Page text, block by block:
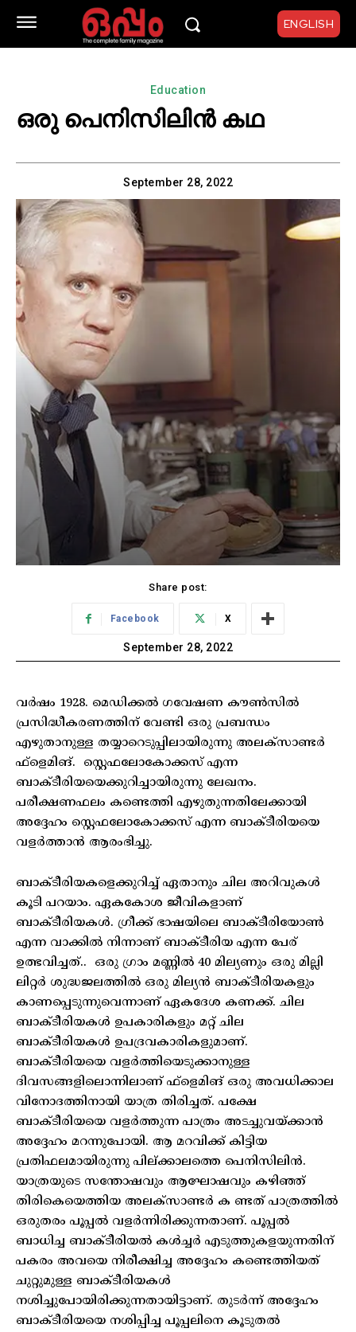
ENGLISH
Education
ഒരു പെനിസിലിൻ കഥ
September 28, 2022
Share post:
Facebook X
September 28, 2022
വർഷം 1928. മെഡിക്കൽ ഗവേഷണ കൗൺസിൽ
പ്രസിദ്ധീകരണത്തിന് വേണ്ടി ഒരു പ്രബന്ധം
എഴുതാനുള്ള തയ്യാറെടുപ്പിലായിരുന്നു അലക്സാണ്ടർ
ഫ്ളെമിങ്. സ്റ്റെഫലോകോക്കസ് എന്ന
ബാക്ടീരിയയെക്കുറിച്ചായിരുന്നു ലേഖനം.
പരീക്ഷണഫലം കണ്ടെത്തി എഴുതുന്നതിലേക്കായി
അദ്ദേഹം സ്റ്റെഫലോകോക്കസ് എന്ന ബാക്ടീരിയയെ
വളർത്താൻ ആരംഭിച്ചു.
ബാക്ടീരിയകളെക്കുറിച്ച് ഏതാനും ചില അറിവുകൾ
കൂടി പറയാം. ഏകകോശ ജീവികളാണ്
ബാക്ടീരിയകൾ. ഗ്രീക്ക് ഭാഷയിലെ ബാക്ടീരിയോൺ
എന്ന വാക്കിൽ നിന്നാണ് ബാക്ടീരിയ എന്ന പേര്
ഉത്ഭവിച്ചത്.. ഒരു ഗ്രാം മണ്ണിൽ 40 മില്യണും ഒരു മില്ലി
ലിറ്റർ ശുദ്ധജലത്തിൽ ഒരു മില്യൻ ബാക്ടീരിയകളും
കാണപ്പെടുന്നുവെന്നാണ് ഏകദേശ കണക്ക്. ചില
ബാക്ടീരിയകൾ ഉപകാരികളും മറ്റ് ചില
ബാക്ടീരിയകൾ ഉപദ്രവകാരികളുമാണ്.
ബാക്ടീരിയയെ വളർത്തിയെടുക്കാനുള്ള
ദിവസങ്ങളിലൊന്നിലാണ് ഫ്ളെമിങ് ഒരു അവധിക്കാല
വിനോദത്തിനായി യാത്ര തിരിച്ചത്. പക്ഷേ
ബാക്ടീരിയയെ വളർത്തുന്ന പാത്രം അടച്ചുവയ്ക്കാൻ
അദ്ദേഹം മറന്നുപോയി. ആ മറവിക്ക് കിട്ടിയ
പ്രതിഫലമായിരുന്നു പില്ക്കാലത്തെ പെനിസിലിൻ.
യാത്രയുടെ സന്തോഷവും ആഘോഷവും കഴിഞ്ഞ്
തിരികെയെത്തിയ അലക്സാണ്ടർ ക ണ്ടത് പാത്രത്തിൽ
ഒരുതരം പൂപ്പൽ വളർന്നിരിക്കുന്നതാണ്. പൂപ്പൽ
ബാധിച്ച ബാക്ടീരിയൽ കൾച്ചർ എടുത്തുകളയുന്നതിന്
പകരം അവയെ നിരീക്ഷിച്ച അദ്ദേഹം കണ്ടെത്തിയത്
ചുറ്റുമുള്ള ബാക്ടീരിയകൾ
നശിച്ചുപോയിരിക്കുന്നതായിട്ടാണ്. തുടർന്ന് അദ്ദേഹം
ബാക്ടീരിയയെ നശിപ്പിച്ച പൂപ്പലിനെ കൂടുതൽ